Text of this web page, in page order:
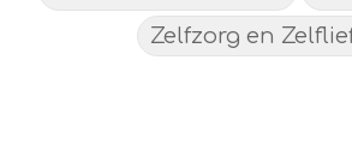
Zelfzorg en